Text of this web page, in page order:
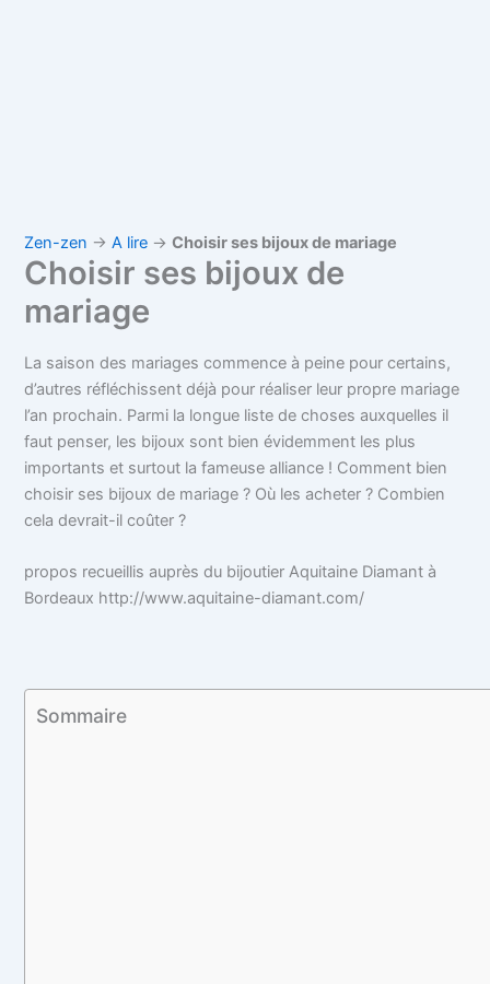
Zen-zen →A lire →Choisir ses bijoux de mariage
Choisir ses bijoux de
mariage
La saison des mariages commence à peine pour certains,
d’autres réfléchissent déjà pour réaliser leur propre mariage
l’an prochain. Parmi la longue liste de choses auxquelles il
faut penser, les bijoux sont bien évidemment les plus
importants et surtout la fameuse alliance ! Comment bien
choisir ses bijoux de mariage ? Où les acheter ? Combien
cela devrait-il coûter ?
propos recueillis auprès du bijoutier Aquitaine Diamant à
Bordeaux http://www.aquitaine-diamant.com/
Sommaire